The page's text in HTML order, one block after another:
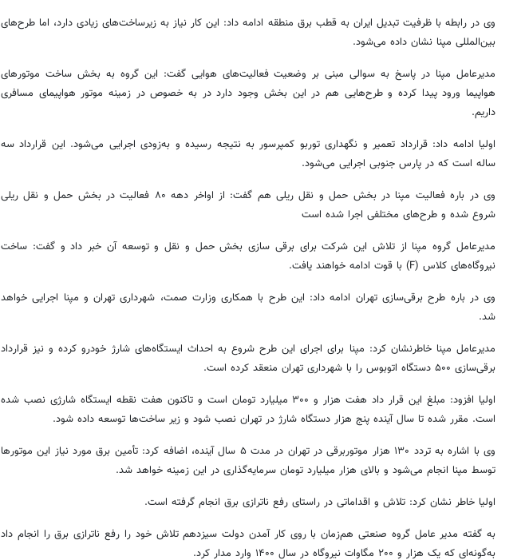
وی در رابطه با ظرفیت تبدیل ایران به قطب برق منطقه ادامه داد: این کار نیاز به زیرساخت‌های زیادی دارد، اما طرح‌های
بین‌المللی مپنا نشان داده می‌شود.
مدیرعامل مپنا در پاسخ به سوالی مبنی بر وضعیت فعالیت‌های هوایی گفت: این گروه به بخش ساخت موتورهای
هواپیما ورود پیدا کرده و طرح‌هایی هم در این بخش وجود دارد در به خصوص در زمینه موتور هواپیمای مسافری
داریم.
اولیا ادامه داد: قرارداد تعمیر و نگهداریتوربو کمپرسور به نتیجه رسیده و به‌زودی اجرایی می‌شود. این قرارداد سه
ساله است که در پارس جنوبی اجرایی می‌شود.
وی در بارهفعالیت مپنا
در بخش حمل و نقل ریلی هم گفت: از اواخر دهه ۸۰ فعالیت در بخش حمل و نقل ریلی
شروع شده و طرح‌های مختلفی اجرا شده است
مدیرعامل گروه مپنا از تلاش این شرکت برای برقی سازی بخش حمل و نقل و توسعه آن خبر داد و گفت: ساخت
نیروگاه‌های کلاس (F) با قوت ادامه خواهند یافت.
وی در باره طرح برقی‌سازی تهران ادامه داد: این طرح با همکاری وزارت صمت، شهرداری تهران و مپنا اجرایی خواهد
شد.
مدیرعامل مپنا خاطرنشان کرد: مپنا برای اجرای این طرح شروع به احداث ایستگاه‌های شارژ خودرو کرده و نیز قرارداد
برقی‌سازی ۵۰۰ دستگاه اتوبوس را با شهرداری تهران منعقد کرده است.
اولیا افزود: مبلغ این قرار داد هفت هزار و ۳۰۰ میلیارد تومان است و تاکنون هفت نقطه ایستگاه شارژی نصب شده
است. مقرر شده تا سال آینده پنج هزار دستگاه شارژ در تهران نصب شود و زیر ساخت‌ها توسعه داده شود.
وی با اشاره به تردد ۱۳۰ هزار موتوربرقی در تهران در مدت ۵ سال آینده، اضافه کرد: تأمین برق مورد نیاز این موتورها
توسط مپنا انجام می‌شود و بالای هزار میلیارد تومان سرمایه‌گذاری در این زمینه خواهد شد.
اولیا خاطر نشان کرد: تلاش و اقداماتی در راستای رفع ناترازی برق انجام گرفته است.
به گفته مدیر عامل گروه صنعتی هم‌زمان با روی کار آمدن دولت سیزدهم تلاش خود را رفع ناترازیبرق را انجام داد
به‌گونه‌ای که یک هزار و ۲۰۰ مگاوات نیروگاه در سال ۱۴۰۰ وارد مدار کرد.
روزنامه‌های اقتصادی چهارشنبه ۱۴ مرداد ۱۴۰۵ روزنامه‌های ورزشی پنج‌شنبه ۱۵ مرداد ۱۴۰۵